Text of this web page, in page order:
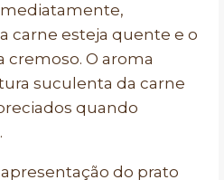
carne esteja quente e o
cremoso. O aroma
suculenta da carne
quando
do prato